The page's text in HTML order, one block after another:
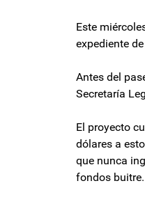
Este
expediente
Antes del
Secretaría
El proyecto
dólares a
que nunca
fondos buitre.